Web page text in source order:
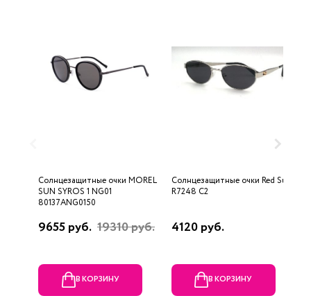
Солнцезащитные очки MOREL
SUN SYROS 1 NG01
80137ANG0150
9655 руб. 19310 руб.
В КОРЗИНУ
Солнцезащитные очки Red Sun
R7248 C2
4120 руб.
В КОРЗИНУ